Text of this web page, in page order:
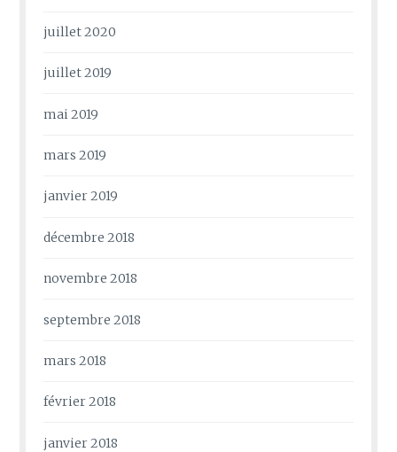
juillet 2020
juillet 2019
mai 2019
mars 2019
janvier 2019
décembre 2018
novembre 2018
septembre 2018
mars 2018
février 2018
janvier 2018